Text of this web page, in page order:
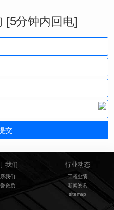
[5分钟内回电]
我们
我们
资质
行业动态
工程业绩
新闻资讯
sitemap